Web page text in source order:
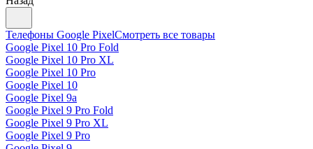
Телефоны Google PixelСмотреть все товары
Google Pixel 10 Pro Fold
Google Pixel 10 Pro XL
Google Pixel 10 Pro
Google Pixel 10
Google Pixel 9a
Google Pixel 9 Pro Fold
Google Pixel 9 Pro XL
Google Pixel 9 Pro